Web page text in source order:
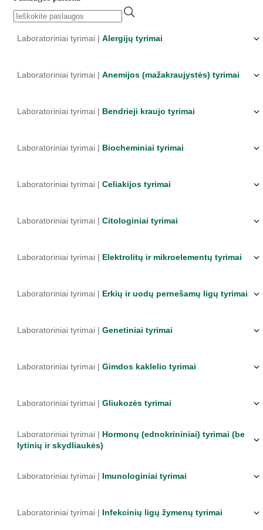
Laboratoriniai tyrimai | Alergijų tyrimai
Laboratoriniai tyrimai | Anemijos (mažakraujystės) tyrimai
Laboratoriniai tyrimai | Bendrieji kraujo tyrimai
Laboratoriniai tyrimai | Biocheminiai tyrimai
Laboratoriniai tyrimai | Celiakijos tyrimai
Laboratoriniai tyrimai | Citologiniai tyrimai
Laboratoriniai tyrimai | Elektrolitų ir mikroelementų tyrimai
Laboratoriniai tyrimai | Erkių ir uodų pernešamų ligų tyrimai
Laboratoriniai tyrimai | Genetiniai tyrimai
Laboratoriniai tyrimai | Gimdos kaklelio tyrimai
Laboratoriniai tyrimai | Gliukozės tyrimai
Laboratoriniai tyrimai | Hormonų (ednokrininiai) tyrimai (be
lytinių ir skydliaukės)
Laboratoriniai tyrimai | Imunologiniai tyrimai
Laboratoriniai tyrimai | Infekcinių ligų žymenų tyrimai